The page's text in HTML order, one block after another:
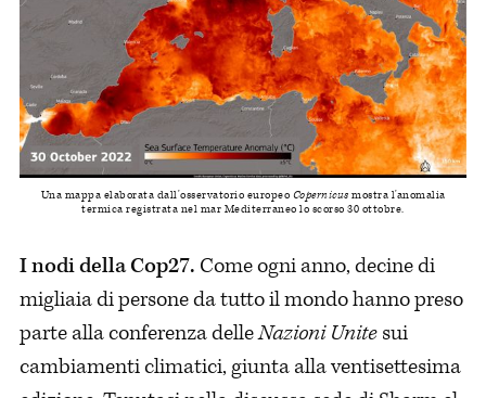
Una mappa elaborata dall'osservatorio europeo Copernicus mostra l'anomalia
termica registrata nel mar Mediterraneo lo scorso 30 ottobre.
I nodi della Cop27. Come ogni anno, decine di
migliaia di persone da tutto il mondo hanno preso
parte alla conferenza delleNazioni Unitesui
cambiamenti climatici, giunta alla ventisettesima